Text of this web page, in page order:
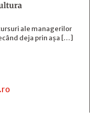
ale managerilor
deja prin așa […]